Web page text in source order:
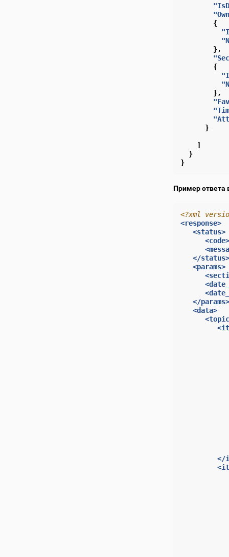
{
},
{
},
}
]
}
}
Пример ответа
<?xml
<response>
<status>
<code>
</status>
<params>
</params>
<data>
</